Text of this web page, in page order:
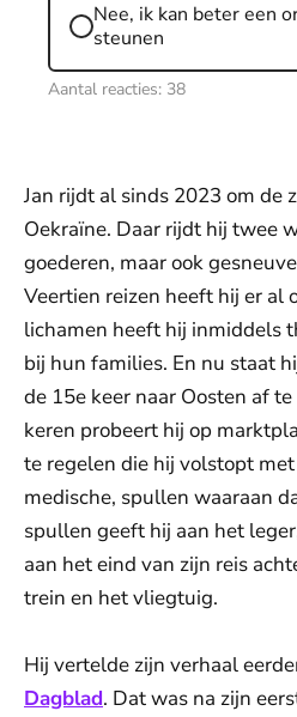
Nee, ik kan beter een
steunen
Aantal reacties: 38
Jan rijdt al sinds 2023 om de
Oekraïne. Daar rijdt hij twee
goederen, maar ook
Veertien reizen heeft hij er al
lichamen heeft hij inmiddels
bij hun families. En nu staat
de 15e keer naar Oosten af
keren probeert hij op
te regelen die hij volstopt
medische, spullen waaraan
spullen geeft hij aan het
aan het eind van zijn reis
trein en het vliegtuig.
Hij vertelde zijn verhaal
Dagblad. Dat was na zijn